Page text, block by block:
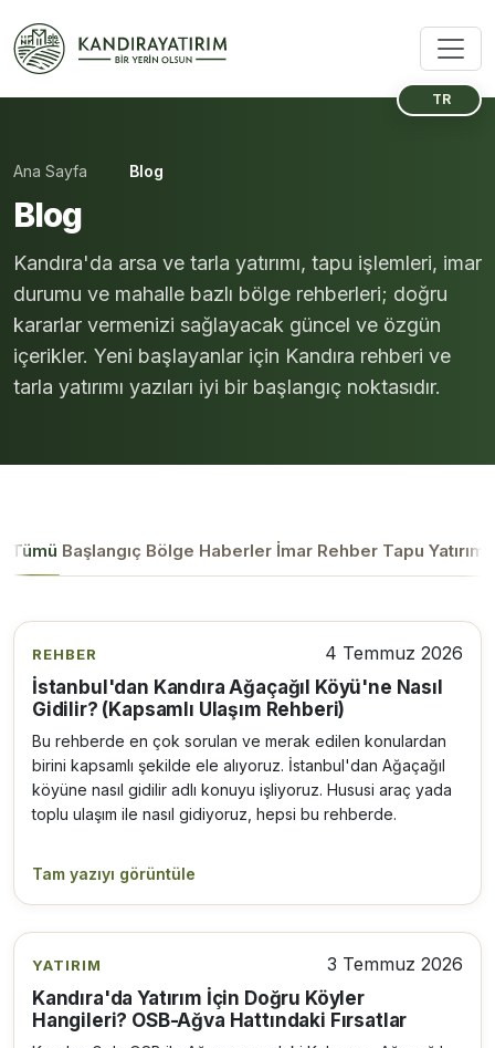
TR
Ana Sayfa Blog
Blog
Kandıra'da arsa ve tarla yatırımı, tapu işlemleri, imar
durumu ve mahalle bazlı bölge rehberleri; doğru
kararlar vermenizi sağlayacak güncel ve özgün
içerikler. Yeni başlayanlar için Kandıra rehberi ve
tarla yatırımı yazıları iyi bir başlangıç noktasıdır.
Tümü Başlangıç Bölge Haberler İmar Rehber Tapu Yatırım
REHBER
4 Temmuz 2026
İstanbul'dan Kandıra Ağaçağıl Köyü'ne Nasıl
Gidilir? (Kapsamlı Ulaşım Rehberi)
Bu rehberde en çok sorulan ve merak edilen konulardan
birini kapsamlı şekilde ele alıyoruz. İstanbul'dan Ağaçağıl
köyüne nasıl gidilir adlı konuyu işliyoruz. Hususi araç yada
toplu ulaşım ile nasıl gidiyoruz, hepsi bu rehberde.
Tam yazıyı görüntüle
YATIRIM
3 Temmuz 2026
Kandıra'da Yatırım İçin Doğru Köyler
Hangileri? OSB-Ağva Hattındaki Fırsatlar